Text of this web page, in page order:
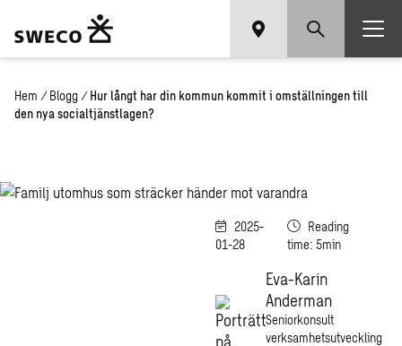
Hem / Blogg / Hur långt har din kommun kommit i omställningen till
den nya socialtjänstlagen?
2025-
01-28
Reading
time: 5min
Eva-Karin
Anderman
Seniorkonsult
verksamhetsutveckling